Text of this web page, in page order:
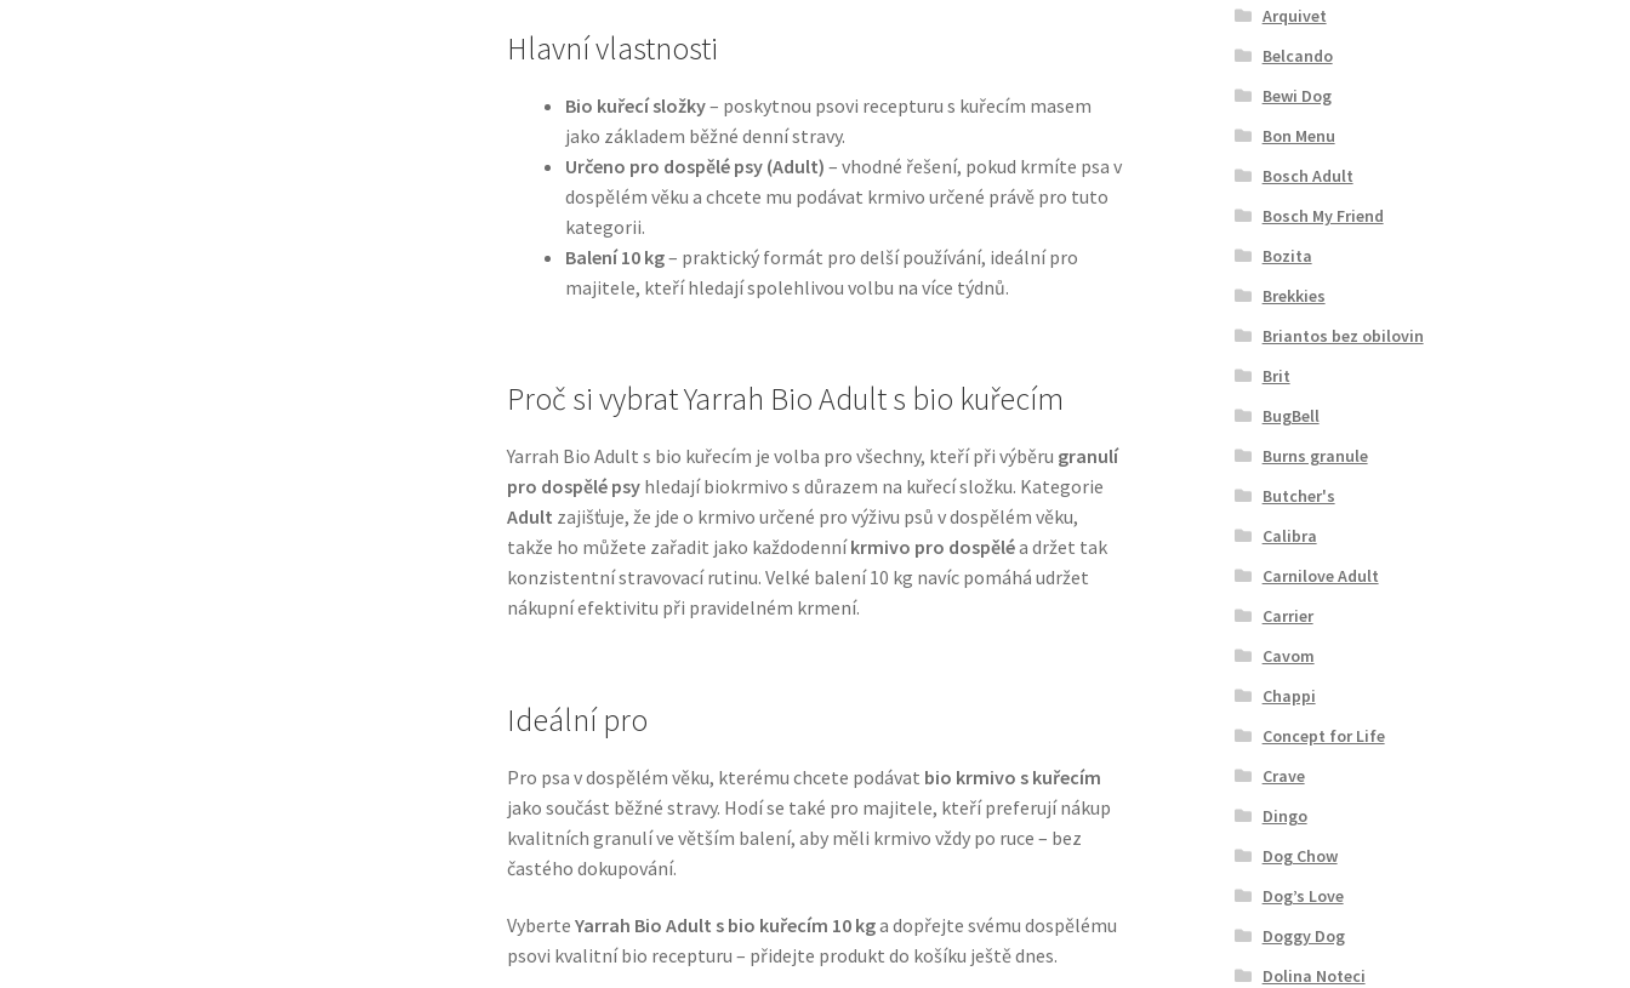
Hlavní vlastnosti
Bio kuřecí složky– poskytnou psovi recepturu s kuřecím masem
jako základem běžné denní stravy.
Určeno pro dospělé psy (Adult) – vhodné řešení, pokud krmíte psa v
dospělém věku a chcete mu podávat krmivo určené právě pro tuto
kategorii.
Balení 10 kg– praktický formát pro delší používání, ideální pro
majitele, kteří hledají spolehlivou volbu na více týdnů.
Proč si vybrat Yarrah Bio Adult s bio kuřecím
Yarrah Bio Adult s bio kuřecím je volba pro všechny, kteří při výběru granulí
pro dospělé psyhledají biokrmivo s důrazem na kuřecí složku. Kategorie
Adult zajišťuje, že jde o krmivo určené pro výživu psů v dospělém věku,
takže ho můžete zařadit jako každodenníkrmivo pro dospěléa držet tak
konzistentní stravovací rutinu. Velké balení 10 kg navíc pomáhá udržet
nákupní efektivitu při pravidelném krmení.
Ideální pro
Pro psa v dospělém věku, kterému chcete podávat bio krmivo s kuřecím
jako součást běžné stravy. Hodí se také pro majitele, kteří preferují nákup
kvalitních granulí ve větším balení, aby měli krmivo vždy po ruce – bez
častého dokupování.
Vyberte Yarrah Bio Adult s bio kuřecím 10 kga dopřejte svému dospělému
psovi kvalitní bio recepturu – přidejte produkt do košíku ještě dnes.
Arquivet
Belcando
Bewi Dog
Bon Menu
Bosch Adult
Bosch My Friend
Bozita
Brekkies
Briantos bez obilovin
Brit
BugBell
Burns granule
Butcher's
Calibra
Carnilove Adult
Carrier
Cavom
Chappi
Concept for Life
Crave
Dingo
Dog Chow
Dog’s Love
Doggy Dog
Dolina Noteci